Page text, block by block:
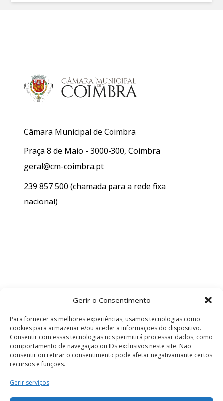
Gerir o Consentimento
Para fornecer as melhores experiências, usamos tecnologias como
cookies para armazenar e/ou aceder a informações do dispositivo.
Consentir com essas tecnologias nos permitirá processar dados, como
comportamento de navegação ou IDs exclusivos neste site. Não
consentir ou retirar o consentimento pode afetar negativamante certos
recursos e funções.
Gerir serviços
Câmara Municipal de Coimbra
Praça 8 de Maio - 3000-300, Coimbra
geral@cm-coimbra.pt
239 857 500 (chamada para a rede fixa
nacional)
Termos e Condições